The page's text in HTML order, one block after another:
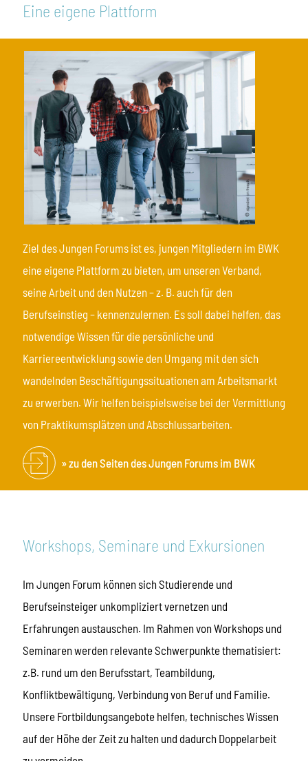
Eine eigene Plattform
Ziel des Jungen Forums ist es, jungen Mitgliedern im BWK
eine eigene Plattform zu bieten, um unseren Verband,
seine Arbeit und den Nutzen – z. B. auch für den
Berufseinstieg – kennenzulernen. Es soll dabei helfen, das
notwendige Wissen für die persönliche und
Karriereentwicklung sowie den Umgang mit den sich
wandelnden Beschäftigungssituationen am Arbeitsmarkt
zu erwerben. Wir helfen beispielsweise bei der Vermittlung
von Praktikumsplätzen und Abschlussarbeiten.
zu den Seiten des Jungen Forums im BWK
Workshops, Seminare und Exkursionen
Im Jungen Forum können sich Studierende und
Berufseinsteiger unkompliziert vernetzen und
Erfahrungen austauschen. Im Rahmen von Workshops und
Seminaren werden relevante Schwerpunkte thematisiert:
z.B. rund um den Berufsstart, Teambildung,
Konfliktbewältigung, Verbindung von Beruf und Familie.
Unsere Fortbildungsangebote helfen, technisches Wissen
auf der Höhe der Zeit zu halten und dadurch Doppelarbeit